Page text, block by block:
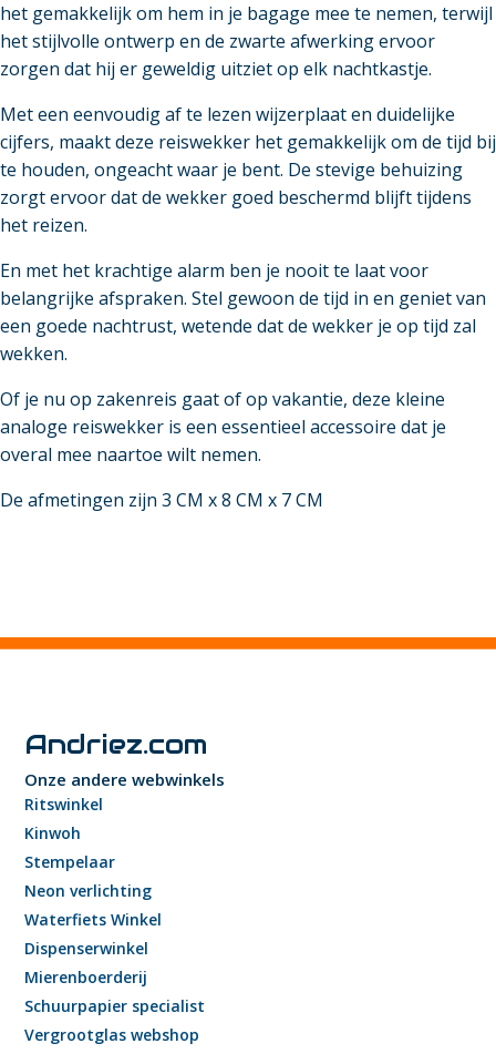
het gemakkelijk om hem in je bagage mee te nemen, terwijl
het stijlvolle ontwerp en de zwarte afwerking ervoor
zorgen dat hij er geweldig uitziet op elk nachtkastje.
Met een eenvoudig af te lezen wijzerplaat en duidelijke
cijfers, maakt deze reiswekker het gemakkelijk om de tijd bij
te houden, ongeacht waar je bent. De stevige behuizing
zorgt ervoor dat de wekker goed beschermd blijft tijdens
het reizen.
En met het krachtige alarm ben je nooit te laat voor
belangrijke afspraken. Stel gewoon de tijd in en geniet van
een goede nachtrust, wetende dat de wekker je op tijd zal
wekken.
Of je nu op zakenreis gaat of op vakantie, deze kleine
analoge reiswekker is een essentieel accessoire dat je
overal mee naartoe wilt nemen.
De afmetingen zijn 3 CM x 8 CM x 7 CM
Andriez.com
Onze andere webwinkels
Ritswinkel
Kinwoh
Stempelaar
Neon verlichting
Waterfiets Winkel
Dispenserwinkel
Mierenboerderij
Schuurpapier specialist
Vergrootglas webshop